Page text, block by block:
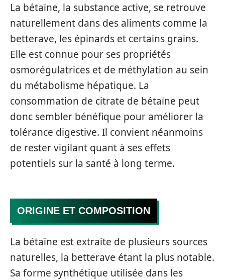
La bétaïne, la substance active, se retrouve
naturellement dans des aliments comme la
betterave, les épinards et certains grains.
Elle est connue pour ses propriétés
osmorégulatrices et de méthylation au sein
du métabolisme hépatique. La
consommation de citrate de bétaïne peut
donc sembler bénéfique pour améliorer la
tolérance digestive. Il convient néanmoins
de rester vigilant quant à ses effets
potentiels sur la santé à long terme.
ORIGINE ET COMPOSITION
La bétaïne est extraite de plusieurs sources
naturelles, la betterave étant la plus notable.
Sa forme synthétique utilisée dans les